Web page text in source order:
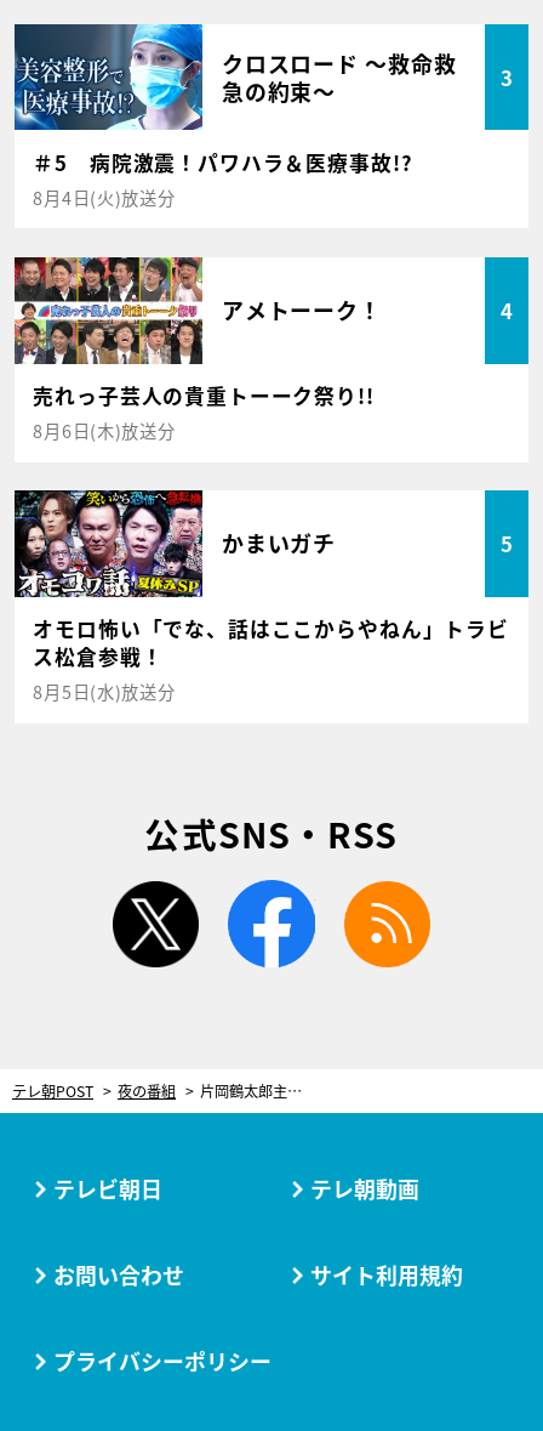
クロスロード ～救命救
急の約束～
3
＃5 病院激震！パワハラ＆医療事故!?
8月4日(火)放送分
アメトーーク！ 4
売れっ子芸人の貴重トーーク祭り!!
8月6日(木)放送分
かまいガチ 5
オモロ怖い「でな、話はここからやねん」トラビ
ス松倉参戦！
8月5日(水)放送分
公式SNS・RSS
twitter facebook
テレ朝POST 夜の番組 片岡鶴太郎主演“終着駅シリーズ”第36弾！3人の女たちの出会いが…悲劇に
テレビ朝日 テレ朝動画
お問い合わせ サイト利用規約
プライバシーポリシー